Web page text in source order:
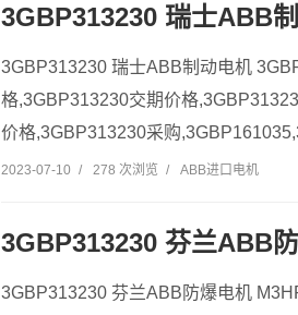
3GBP313230 瑞士ABB
3GBP313230 瑞士ABB制动电机
格,3GBP313230交期价格
价格,3GBP313230采购
2023-07-10 / 278 次浏览 / ABB进口电机
3GBP313230 芬兰ABB
3GBP313230 芬兰ABB防爆电机